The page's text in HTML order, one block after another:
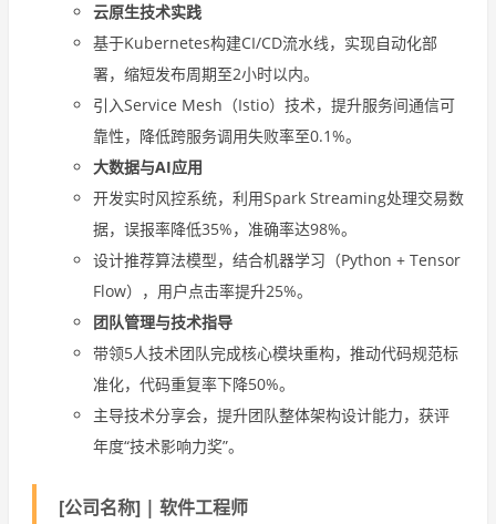
云原生技术实践
基于Kubernetes构建CI/CD流水线，实现自动化部
署，缩短发布周期至2小时以内。
引入Service Mesh（Istio）技术，提升服务间通信可
靠性，降低跨服务调用失败率至0.1%。
大数据与AI应用
开发实时风控系统，利用Spark Streaming处理交易数
据，误报率降低35%，准确率达98%。
设计推荐算法模型，结合机器学习（Python + Tensor
Flow），用户点击率提升25%。
团队管理与技术指导
带领5人技术团队完成核心模块重构，推动代码规范标
准化，代码重复率下降50%。
主导技术分享会，提升团队整体架构设计能力，获评
年度“技术影响力奖”。
[公司名称] | 软件工程师